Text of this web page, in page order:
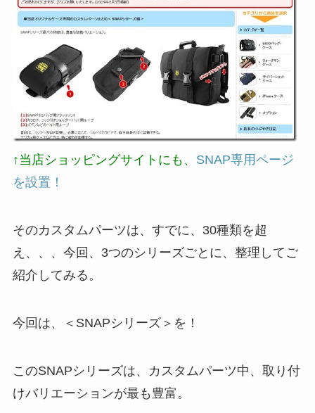
↑当店ショッピングサイトにも、 SNAP専用ページ
を設置！
そのカスタムパーツは、すでに、30種類を超
え、、、今回、3つのシリーズごとに、整理してご
紹介してみる。
今回は、＜SNAPシリーズ＞を！
このSNAPシリーズは、カスタムパーツ中、取り付
けバリエーションが最も豊富。